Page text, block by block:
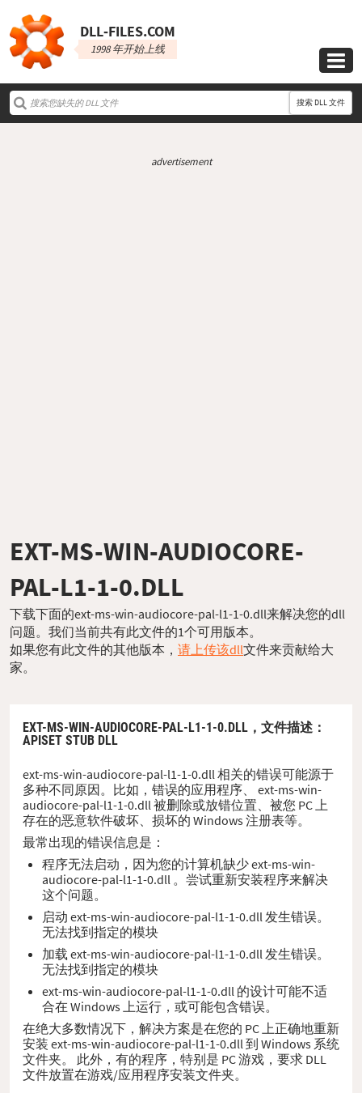
DLL‑FILES.COM
1998 年开始上线

搜索 DLL 文件
advertisement
EXT-MS-WIN-AUDIOCORE-
PAL-L1-1-0.DLL
下载下面的ext-ms-win-audiocore-pal-l1-1-0.dll来解决您的dll
问题。我们当前共有此文件的1个可用版本。
如果您有此文件的其他版本， 请上传该dll文件来贡献给大
家。
EXT-MS-WIN-AUDIOCORE-PAL-L1-1-0.DLL， 文件描述 ：
APISET STUB DLL
ext-ms-win-audiocore-pal-l1-1-0.dll 相关的错误可能源于
多种不同原因。比如，错误的应用程序、 ext-ms-win-
audiocore-pal-l1-1-0.dll 被删除或放错位置、被您 PC 上
存在的恶意软件破坏、损坏的 Windows 注册表等。
最常出现的错误信息是：
程序无法启动，因为您的计算机缺少 ext-ms-win-
audiocore-pal-l1-1-0.dll 。尝试重新安装程序来解决
这个问题。
启动 ext-ms-win-audiocore-pal-l1-1-0.dll 发生错误。
无法找到指定的模块
加载 ext-ms-win-audiocore-pal-l1-1-0.dll 发生错误。
无法找到指定的模块
ext-ms-win-audiocore-pal-l1-1-0.dll 的设计可能不适
合在 Windows 上运行，或可能包含错误。
在绝大多数情况下，解决方案是在您的 PC 上正确地重新
安装 ext-ms-win-audiocore-pal-l1-1-0.dll 到 Windows 系统
文件夹。 此外，有的程序，特别是 PC 游戏，要求 DLL
文件放置在游戏/应用程序安装文件夹。